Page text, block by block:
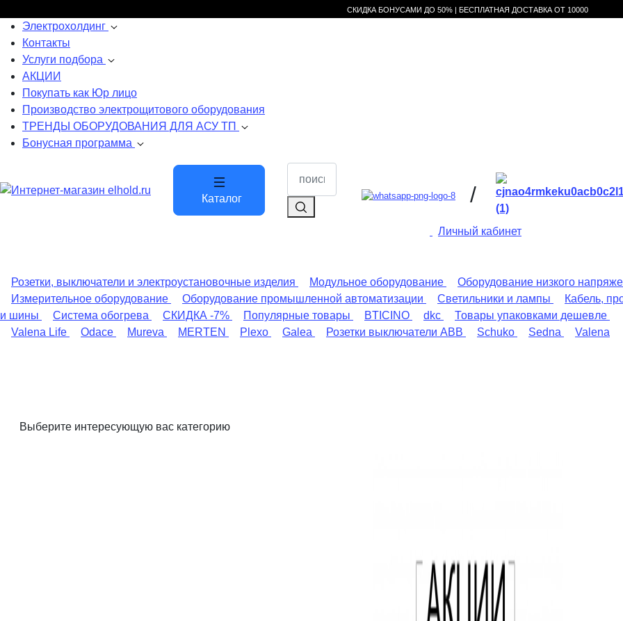
СКИДКА БОНУСАМИ ДО 50% | БЕСПЛАТНАЯ ДОСТАВКА ОТ 10000
Электрохолдинг
Контакты
Услуги подбора
АКЦИИ
Покупать как Юр лицо
Производство электрощитового оборудования
ТРЕНДЫ ОБОРУДОВАНИЯ ДЛЯ АСУ ТП
Бонусная программа
Каталог /
Личный кабинет
Розетки, выключатели и электроустановочные изделия Модульное оборудование Оборудование низкого
Измерительное оборудование
Оборудование промышленной автоматизации Светильники и лампы Кабель,
и шины
Система обогрева СКИДКА -7% Популярные товары BTICINO dkc Товары упаковками дешевле
Valena Life
Odace Mureva MERTEN Plexo Galea Розетки выключатели ABB Schuko Sedna Valena
Выберите интересующую вас категорию